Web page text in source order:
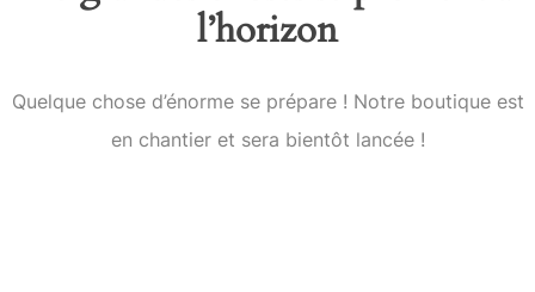
l’horizon
Quelque chose d’énorme se prépare ! Notre boutique est
en chantier et sera bientôt lancée !